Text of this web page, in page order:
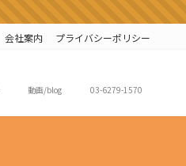
会社案内 プライバシーポリシー
動画/blog 03-6279-1570